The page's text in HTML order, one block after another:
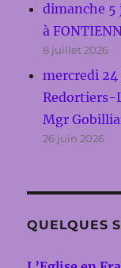
dimanche 5
à
8 juillet 2026
mercredi 24
Redortiers-
Mgr
26 juin 2026
QUELQUES